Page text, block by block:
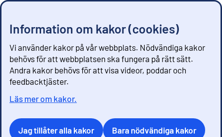
Information om kakor (cookies)
Vi använder kakor på vår webbplats. Nödvändiga kakor
behövs för att webbplatsen ska fungera på rätt sätt.
Andra kakor behövs för att visa videor, poddar och
feedbacktjäster.
Läs mer om kakor.
Jag tillåter alla kakor Bara nödvändiga kakor